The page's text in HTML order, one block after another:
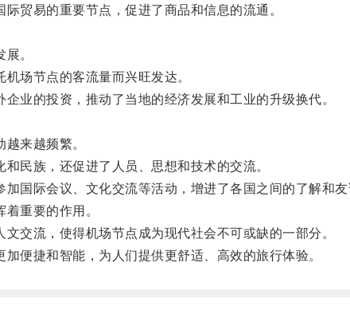
易的重要节点，促进了商品和信息的流通。
。
场节点的客流量而兴旺发达。
的投资，推动了当地的经济发展和工业的升级换代。
来越频繁。
族，还促进了人员、思想和技术的交流。
际会议、文化交流等活动，增进了各国之间的了解和友
重要的作用。
流，使得机场节点成为现代社会不可或缺的一部分。
捷和智能，为人们提供更舒适、高效的旅行体验。